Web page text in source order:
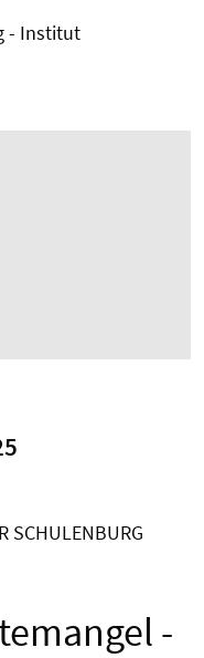
- Institut
SCHULENBURG
-